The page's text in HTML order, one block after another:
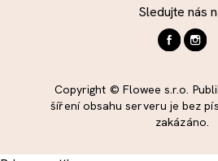
Sledujte nás
Copyright © Flowee s.r.o.
šíření obsahu serveru je bez
zakázáno.